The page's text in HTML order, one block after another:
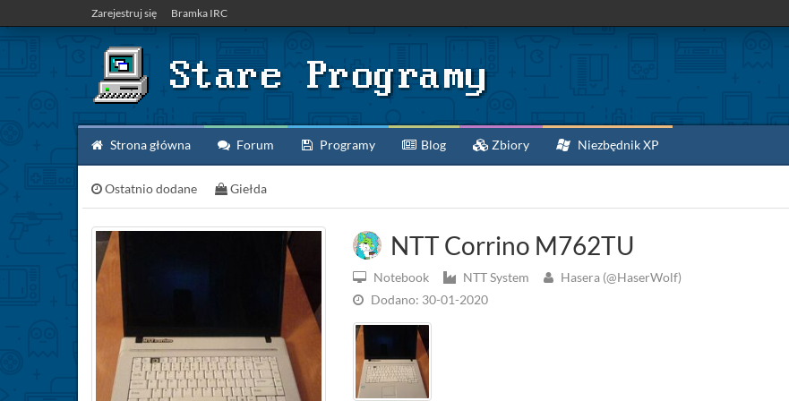
Zarejestruj się Bramka IRC
Strona główna Forum Programy Blog Zbiory Niezbędnik XP
Ostatnio dodane Giełda
NTT Corrino M762TU
Notebook NTT System
Hasera (@HaserWolf)
Dodano: 30-01-2020